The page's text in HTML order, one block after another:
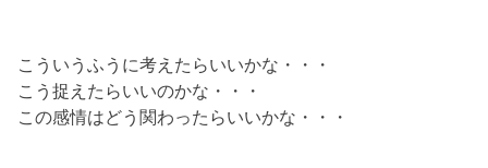
こういうふうに考えたらいいかな・・・
こう捉えたらいいのかな・・・
この感情はどう関わったらいいかな・・・